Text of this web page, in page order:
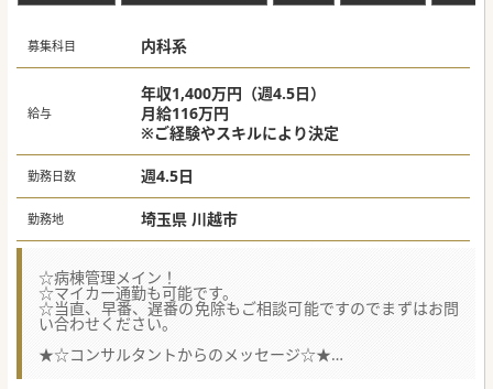
募集科目 内科系
給与
年収1,400万円（週4.5日）
月給116万円
※ご経験やスキルにより決定
勤務日数 週4.5日
勤務地 埼玉県 川越市
☆病棟管理メイン！
☆マイカー通勤も可能です。
☆当直、早番、遅番の免除もご相談可能ですのでまずはお問
い合わせください。
★☆コンサルタントからのメッセージ☆★
埼玉県内のリハビリテーション病院より体制強化の為常勤医